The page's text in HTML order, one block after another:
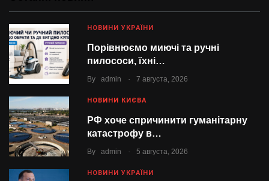
НОВИНИ УКРАЇНИ
Порівнюємо миючі та ручні
пилососи, їхні…
By admin . 7 августа, 2026
НОВИНИ КИЄВА
РФ хоче спричинити гуманітарну
катастрофу в…
By admin . 5 августа, 2026
НОВИНИ УКРАЇНИ